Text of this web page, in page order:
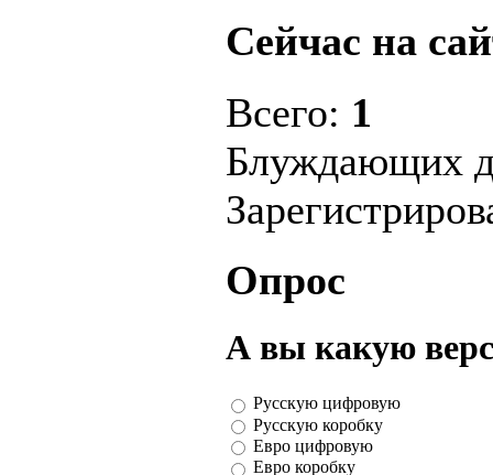
Сейчас на
Всего: 1
Блуждающих
Опрос
А вы какую
Русскую цифровую
Русскую коробку
Евро цифровую
Евро коробку